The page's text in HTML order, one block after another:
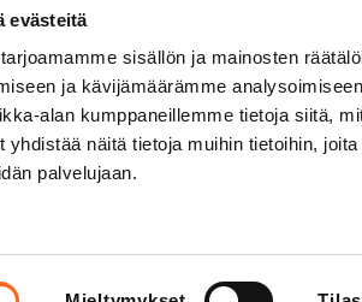
evästeitä
sisällön ja mainosten
ja kävijämäärämme
alan kumppaneillemme tietoja siitä,
yhdistää näitä tietoja muihin tietoihin,
palvelujaan.
Food Port
Lounaslistat